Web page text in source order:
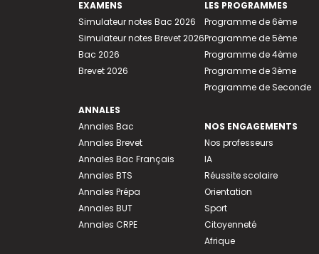
EXAMENS
Simulateur notes Bac 2026
Simulateur notes Brevet 2026
Bac 2026
Brevet 2026
ANNALES
Annales Bac
Annales Brevet
Annales Bac Français
Annales BTS
Annales Prépa
Annales BUT
Annales CRPE
LES PROGRAMMES
Programme de 6ème
Programme de 5ème
Programme de 4ème
Programme de 3ème
Programme de Seconde
NOS ENGAGEMENTS
Nos professeurs
IA
Réussite scolaire
Orientation
Sport
Citoyenneté
Afrique